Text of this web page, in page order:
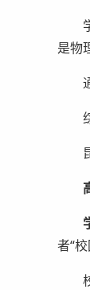
学
是物
通
综
昆
者“
校